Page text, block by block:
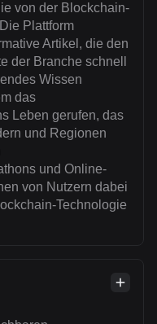
von der Blockchain-
Plattform
Artikel, die den
der Branche schnell
Wissen
das
Leben gerufen, das
und Regionen
und Online-
von Nutzern dabei
Technologie